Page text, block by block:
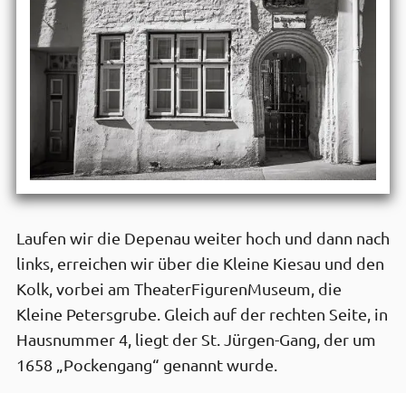
Laufen wir die Depenau weiter hoch und dann nach
links, erreichen wir über die Kleine Kiesau und den
Kolk, vorbei am TheaterFigurenMuseum, die
Kleine Petersgrube. Gleich auf der rechten Seite, in
Hausnummer 4, liegt der St. Jürgen-Gang, der um
1658 „Pockengang“ genannt wurde.